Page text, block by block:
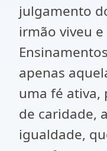
julgamento
irmão viveu
apenas
uma fé ativa,
de caridade,
igualdade,